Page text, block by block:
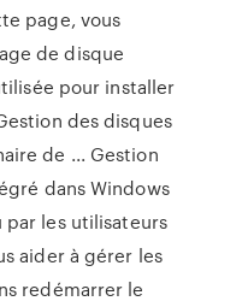
page, vous
de disque
pour installer
des disques
de ... Gestion
dans Windows
les utilisateurs
aider à gérer les
redémarrer le